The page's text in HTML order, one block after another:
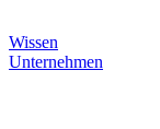
Wissen
Unternehmen